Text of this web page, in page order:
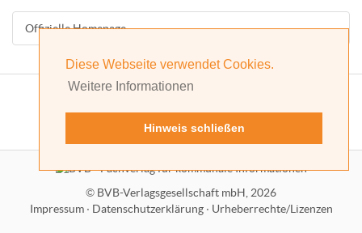
Diese Webseite verwendet Cookies.
Weitere Informationen
Hinweis schließen
Offizielle Homepage
© BVB-Verlagsgesellschaft mbH, 2026
Impressum· Datenschutzerklärung· Urheberrechte/Lizenzen